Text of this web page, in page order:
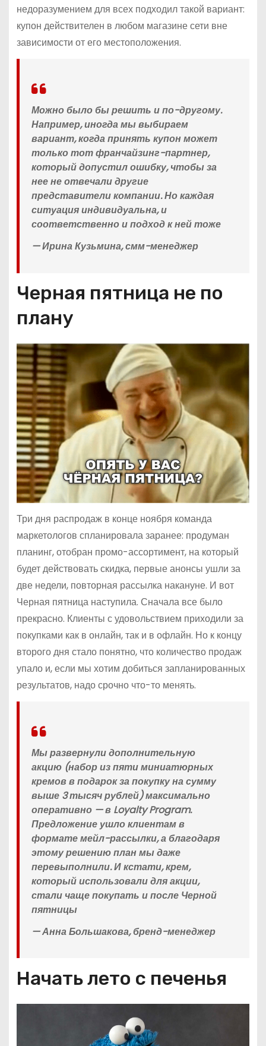
недоразумением для всех подходил такой вариант:
купон действителен в любом магазине сети вне
зависимости от его местоположения.
Можно было бы решить и по-другому.
Например, иногда мы выбираем
вариант, когда принять купон может
только тот франчайзинг-партнер,
который допустил ошибку, чтобы за
нее не отвечали другие
представители компании. Но каждая
ситуация индивидуальна, и
соответственно и подход к ней тоже
— Ирина Кузьмина, смм-менеджер
Черная пятница не по
плану
Три дня распродаж в конце ноября команда
маркетологов спланировала заранее: продуман
планинг, отобран промо-ассортимент, на который
будет действовать скидка, первые анонсы ушли за
две недели, повторная рассылка накануне. И вот
Черная пятница наступила. Сначала все было
прекрасно. Клиенты с удовольствием приходили за
покупками как в онлайн, так и в офлайн. Но к концу
второго дня стало понятно, что количество продаж
упало и, если мы хотим добиться запланированных
результатов, надо срочно что-то менять.
Мы развернули дополнительную
акцию (набор из пяти миниатюрных
кремов в подарок за покупку на сумму
выше 3 тысяч рублей) максимально
оперативно — в Loyalty Program.
Предложение ушло клиентам в
формате мейл-рассылки, а благодаря
этому решению план мы даже
перевыполнили. И кстати, крем,
который использовали для акции,
стали чаще покупать и после Черной
пятницы
— Анна Большакова, бренд-менеджер
Начать лето с печенья